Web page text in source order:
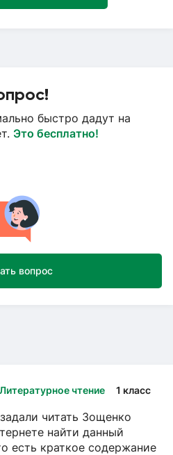
быстро дадут на
Это бесплатно!
вопрос
Литературное чтение 1 класс
читать Зощенко
найти данный
есть краткое содержание